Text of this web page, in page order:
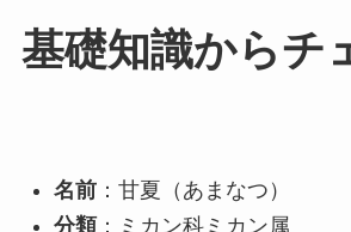
基礎知識からチ
名前：甘夏（あまなつ）
分類：ミカン科ミカン属